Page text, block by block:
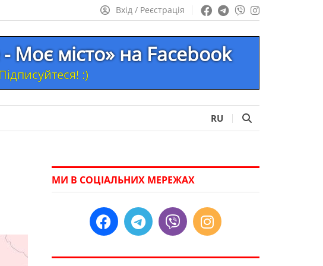
Вхід / Реєстрація
Моє місто» на Facebook
:)
RU
МИ В СОЦІАЛЬНИХ МЕРЕЖАХ